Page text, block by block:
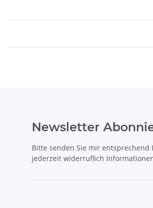
Newsletter
Bitte senden Sie mir entsprechend
jederzeit widerruflich